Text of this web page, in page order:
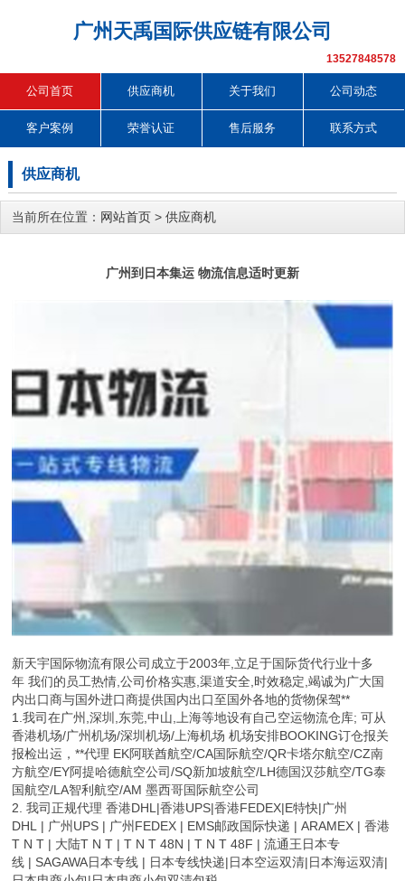
广州天禹国际供应链有限公司
13527848578
公司首页 供应商机 关于我们 公司动态
客户案例 荣誉认证 售后服务 联系方式
供应商机
当前所在位置： 网站首页 > 供应商机
广州到日本集运 物流信息适时更新
新天宇国际物流有限公司成立于2003年,立足于国际货代行业十多
年 我们的员工热情,公司价格实惠,渠道安全,时效稳定,竭诚为广大国
内出口商与国外进口商提供国内出口至国外各地的货物保驾**
1.我司在广州,深圳,东莞,中山,上海等地设有自己空运物流仓库; 可从
香港机场/广州机场/深圳机场/上海机场 机场安排BOOKING订仓报关
报检出运，**代理 EK阿联酋航空/CA国际航空/QR卡塔尔航空/CZ南
方航空/EY阿提哈德航空公司/SQ新加坡航空/LH德国汉莎航空/TG泰
国航空/LA智利航空/AM 墨西哥国际航空公司
2. 我司正规代理 香港DHL|香港UPS|香港FEDEX|E特快|广州
DHL | 广州UPS | 广州FEDEX | EMS邮政国际快递 | ARAMEX | 香港
T N T | 大陆T N T | T N T 48N | T N T 48F | 流通王日本专
线 | SAGAWA日本专线 | 日本专线快递|日本空运双清|日本海运双清|